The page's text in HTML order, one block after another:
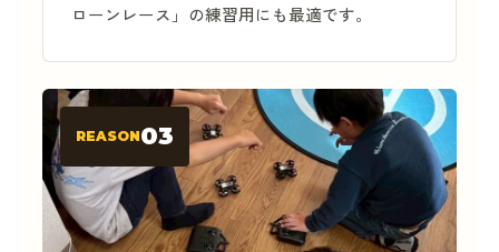
ローンレース」の練習用にも最適です。
REASON03